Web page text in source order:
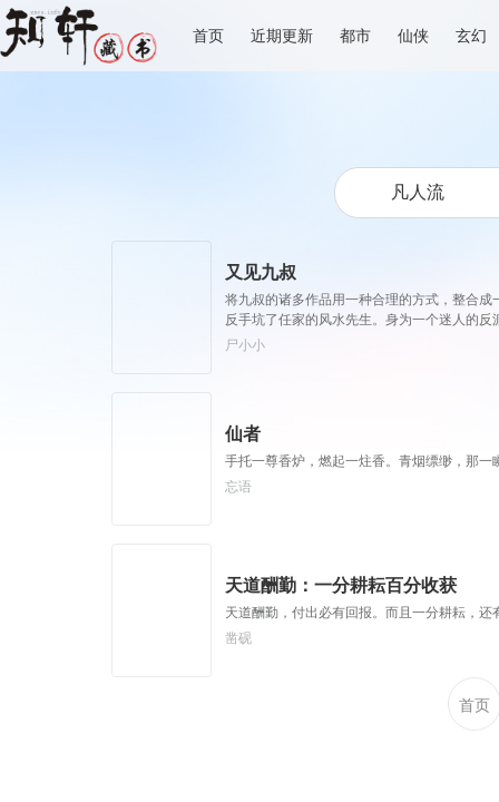
首页 近期更新 都市 仙侠 玄幻
又见九叔
将九叔的诸多作品用一种合理的方式，整合
反手坑了任家的风水先生。身为一个迷人的
对联:纯粹黑暗，请往他处；极度圣母，勿入
尸小小
仙者
手托一尊香炉，燃起一炷香。青烟缥缈，那
忘语
天道酬勤：一分耕耘百分收获
天道酬勤，付出必有回报。而且一分耕耘，
凿砚
首页